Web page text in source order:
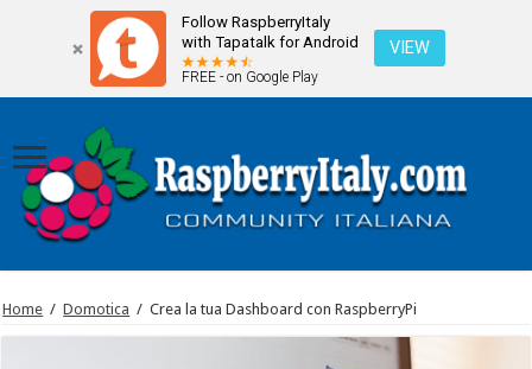
Follow RaspberryItaly
with Tapatalk for Android
FREE - on Google Play
VIEW
Home / Domotica / Crea la tua Dashboard con RaspberryPi